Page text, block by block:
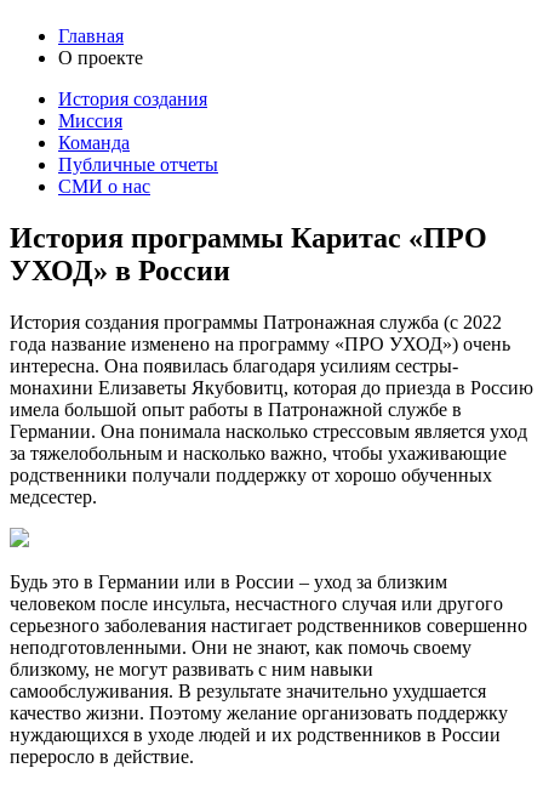
Главная
О проекте
История создания
Миссия
Команда
Публичные отчеты
СМИ о нас
История программы Каритас «ПРО
УХОД» в России
История создания программы Патронажная служба (с 2022
года название изменено на программу «ПРО УХОД») очень
интересна. Она появилась благодаря усилиям сестры-
монахини Елизаветы Якубовитц, которая до приезда в Россию
имела большой опыт работы в Патронажной службе в
Германии. Она понимала насколько стрессовым является уход
за тяжелобольным и насколько важно, чтобы ухаживающие
родственники получали поддержку от хорошо обученных
медсестер.
Будь это в Германии или в России – уход за близким
человеком после инсульта, несчастного случая или другого
серьезного заболевания настигает родственников совершенно
неподготовленными. Они не знают, как помочь своему
близкому, не могут развивать с ним навыки
самообслуживания. В результате значительно ухудшается
качество жизни. Поэтому желание организовать поддержку
нуждающихся в уходе людей и их родственников в России
переросло в действие.